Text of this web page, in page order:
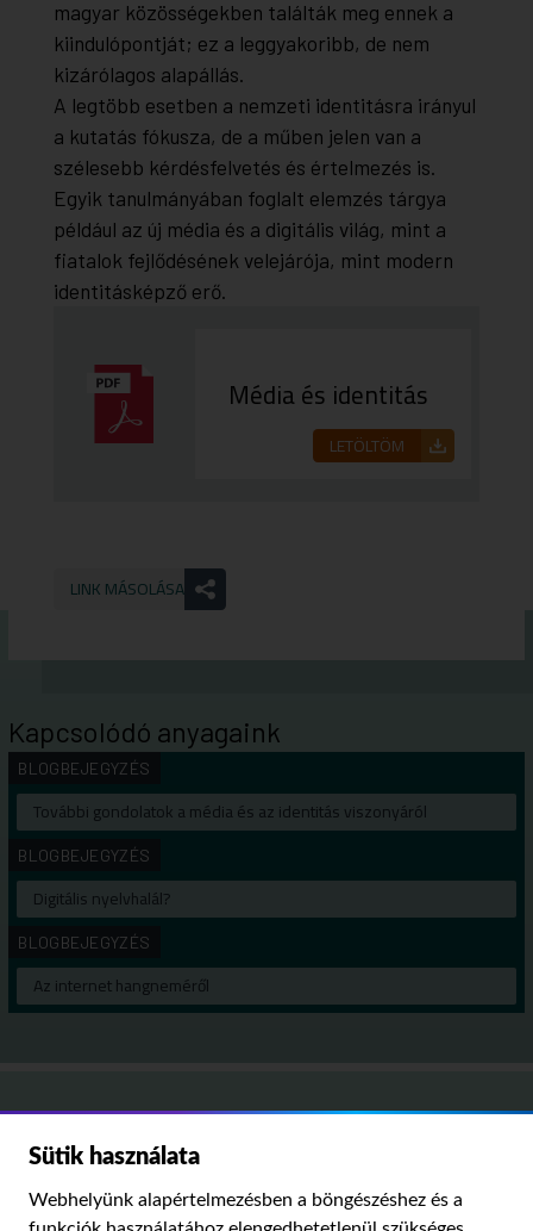
magyar közösségekben találták meg ennek a
kiindulópontját; ez a leggyakoribb, de nem
kizárólagos alapállás.
A legtöbb esetben a nemzeti identitásra irányul
a kutatás fókusza, de a műben jelen van a
szélesebb kérdésfelvetés és értelmezés is.
Egyik tanulmányában foglalt elemzés tárgya
például az új média és a digitális világ, mint a
fiatalok fejlődésének velejárója, mint modern
identitásképző erő.
Média és identitás
LETÖLTÖM
LINK MÁSOLÁSA
Kapcsolódó anyagaink
BLOGBEJEGYZÉS
További gondolatok a média és az identitás viszonyáról
BLOGBEJEGYZÉS
Digitális nyelvhalál?
BLOGBEJEGYZÉS
Az internet hangneméről
Sütik használata
Webhelyünk alapértelmezésben a böngészéshez és a
Médiatanács,
Médiatudományi Intézet